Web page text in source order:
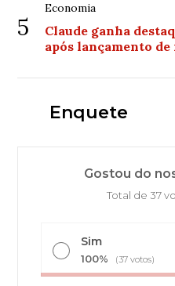
5
Economia
Claude ganha
após lançamento
Enquete
Gostou do
Total de 37
Sim
100% (37 votos)